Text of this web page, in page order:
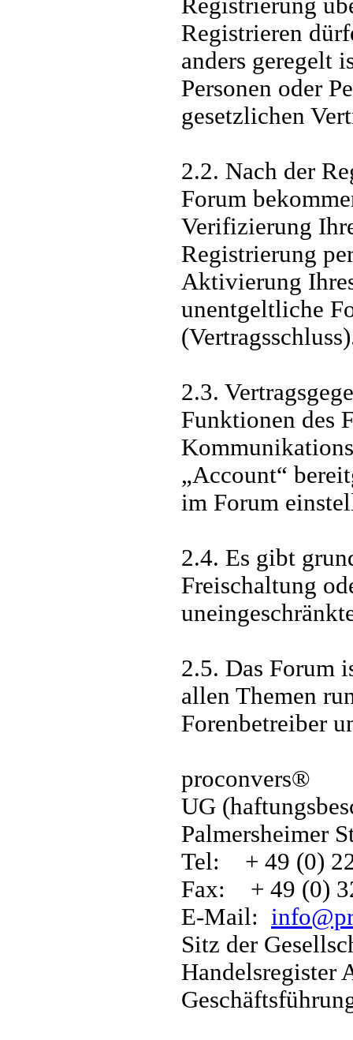
Registrieren
anders geregelt
Personen oder
gesetzlichen
2.2. Nach der
Forum
Verifizierung
Registrierung
Aktivierung
unentgeltliche
2.3.
Funktionen des
„Account“
im Forum
2.4. Es gibt
Freischaltung
2.5. Das Forum
allen Themen
Forenbetreiber
proconvers®
UG
Palmersheimer
Tel: + 49 (0)
Fax: + 49 (0)
E-Mail:
Sitz der
Handelsregister